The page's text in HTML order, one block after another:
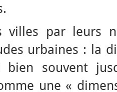
villes par leurs
urbaines : la
bien souvent
une «